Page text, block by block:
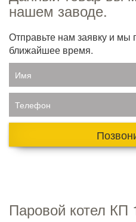
нашем заводе.
Отправьте нам заявку и мы
ближайшее время.
Имя
Телефон
Паровой котел КП